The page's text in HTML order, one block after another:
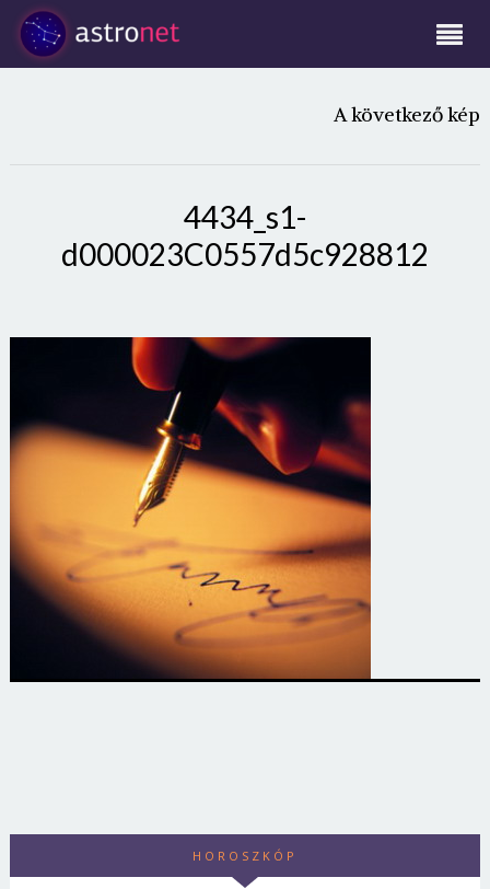
A következő kép
4434_s1-
d000023C0557d5c928812
HOROSZKÓP